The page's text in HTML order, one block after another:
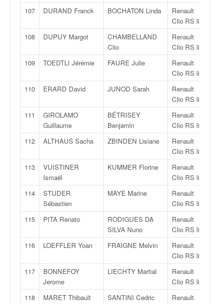
107 DURAND Franck BOCHATON Linda
Renault
Clio RS line
108 DUPUY Margot
CHAMBELLAND
Clio
Renault
Clio RS line
109 TOEDTLI Jérémie FAURE Julie
Renault
Clio RS line
110 ERARD David JUNOD Sarah
Renault
Clio RS line
111
GIROLAMO
Guillaume
BÉTRISEY
Benjamin
Renault
Clio RS line
112 ALTHAUS Sacha ZBINDEN Lisiane
Renault
Clio RS line
113
VUISTINER
Ismaël
KUMMER Florine
Renault
Clio RS line
114
STUDER
Sébastien
MAYE Marine
Renault
Clio RS line
115 PITA Renato
RODIGUES DA
SILVA Nuno
Renault
Clio RS line
116 LOEFFLER Yoan FRAIGNE Melvin
Renault
Clio RS line
117
BONNEFOY
Jerome
LIECHTY Martial
Renault
Clio RS line
118 MARET Thibault SANTINI Cedric
Renault